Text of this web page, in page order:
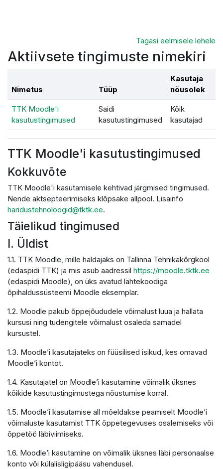
Tagasi eelmisele lehele
Aktiivsete tingimuste nimekiri
Nimetus Tüüp
Kasutaja
nõusolek
TTK Moodle'i
kasutustingimused
Saidi
kasutustingimused
Kõik
kasutajad
TTK Moodle'i kasutustingimused
Kokkuvõte
TTK Moodle'i kasutamisele kehtivad järgmised tingimused.
Nende aktsepteerimiseks klõpsake allpool. Lisainfo
haridustehnoloogid@tktk.ee.
Täielikud tingimused
I. Üldist
1.1. TTK Moodle, mille haldajaks on Tallinna Tehnikakõrgkool
(edaspidi TTK) ja mis asub aadressil https://moodle.tktk.ee
(edaspidi Moodle), on üks avatud lähtekoodiga
õpihaldussüsteemi Moodle eksemplar.
1.2. Moodle pakub õppejõududele võimalust luua ja hallata
kursusi ning tudengitele võimalust osaleda samadel
kursustel.
1.3. Moodle’i kasutajateks on füüsilised isikud, kes omavad
Moodle’i kontot.
1.4. Kasutajatel on Moodle’i kasutamine võimalik üksnes
kõikide kasutustingimustega nõustumise korral.
1.5. Moodle’i kasutamise all mõeldakse peamiselt Moodle’i
võimaluste kasutamist TTK õppetegevuses osalemiseks või
õppetöö läbiviimiseks.
1.6. Moodle’i kasutamine on võimalik üksnes läbi personaalse
konto või külalisligipääsu vahendusel.